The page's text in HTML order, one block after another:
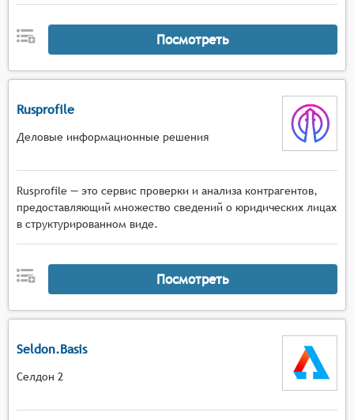
Посмотреть
Rusprofile
Деловые информационные решения
Rusprofile — это сервис проверки и анализа контрагентов,
предоставляющий множество сведений о юридических лицах
в структурированном виде.
Посмотреть
Seldon.Basis
Селдон 2